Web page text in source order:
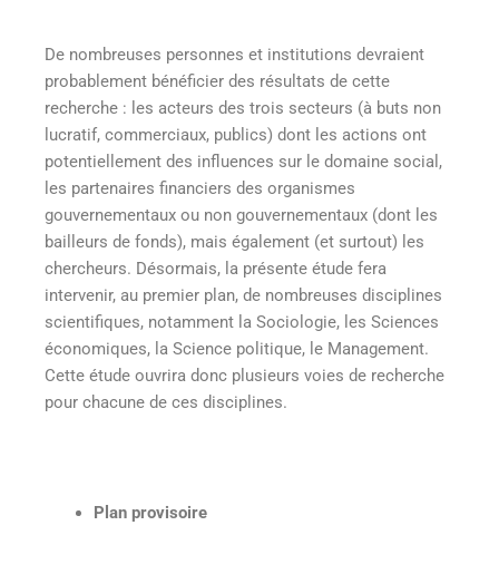
De nombreuses personnes et institutions devraient
probablement bénéficier des résultats de cette
recherche : les acteurs des trois secteurs (à buts non
lucratif, commerciaux, publics) dont les actions ont
potentiellement des influences sur le domaine social,
les partenaires financiers des organismes
gouvernementaux ou non gouvernementaux (dont les
bailleurs de fonds), mais également (et surtout) les
chercheurs. Désormais, la présente étude fera
intervenir, au premier plan, de nombreuses disciplines
scientifiques, notamment la Sociologie, les Sciences
économiques, la Science politique, le Management.
Cette étude ouvrira donc plusieurs voies de recherche
pour chacune de ces disciplines.
Planprovisoire